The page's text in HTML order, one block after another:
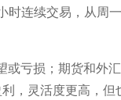
连续交易，从周
亏损；期货和外
，灵活度更高，但